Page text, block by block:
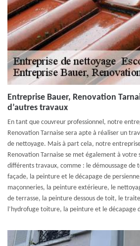
Entreprise Bauer, Renovation
d’autres travaux
En tant que couvreur professionnel, notre
Renovation Tarnaise sera apte à réaliser un
de nettoyage. Mais à part cela, notre
Renovation Tarnaise se met également à votre
différents travaux, comme : le démoussage de
façade, la peinture et le décapage de
maçonneries, la peinture extérieure, le
de terrasse, la peinture dessous de toit, le
l’hydrofuge toiture, la peinture et le décapage